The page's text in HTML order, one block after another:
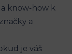
know-how k
a
je váš